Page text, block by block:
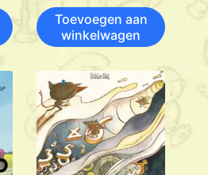
Toevoegen aan
winkelwagen